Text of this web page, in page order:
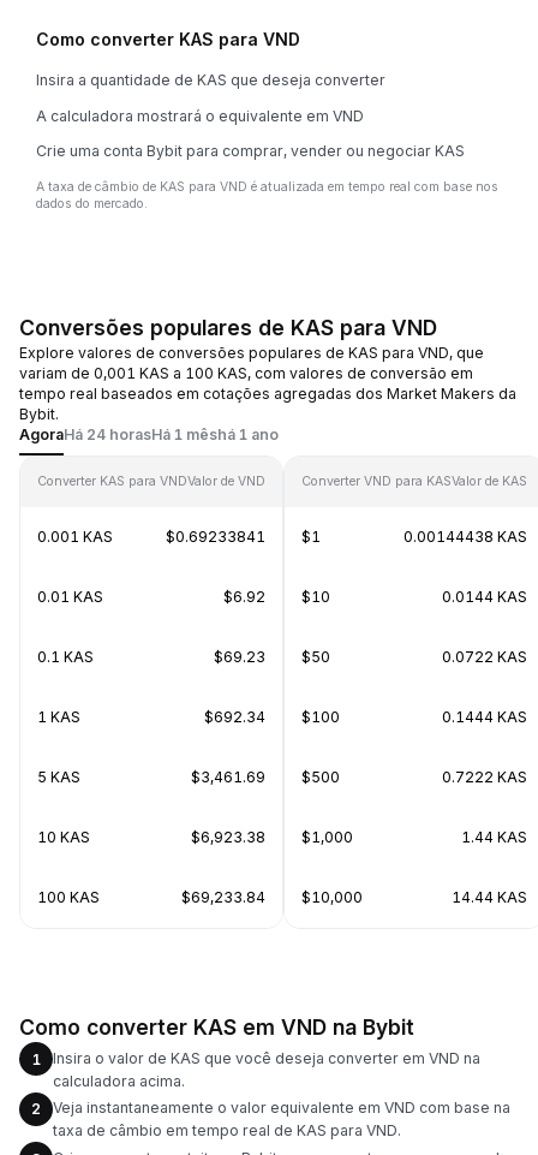
Como converter KAS para VND
Insira a quantidade de KAS que deseja converter
A calculadora mostrará o equivalente em VND
Crie uma conta Bybit para comprar, vender ou negociar KAS
A taxa de câmbio de KAS para VND é atualizada em tempo real com base nos
dados do mercado.
Conversões populares de KAS para VND
Explore valores de conversões populares de KAS para VND, que
variam de 0,001 KAS a 100 KAS, com valores de conversão em
tempo real baseados em cotações agregadas dos Market Makers da
Bybit.
AgoraHá 24 horasHá 1 mêshá 1 ano
Converter KAS para VNDValor de VND
0.001 KAS $0.69233841
0.01 KAS $6.92
0.1 KAS $69.23
1 KAS $692.34
5 KAS $3,461.69
10 KAS $6,923.38
100 KAS $69,233.84
Converter VND para KASValor de KAS
$1 0.00144438 KAS
$10 0.0144 KAS
$50 0.0722 KAS
$100 0.1444 KAS
$500 0.7222 KAS
$1,000 1.44 KAS
$10,000 14.44 KAS
Como converter KAS em VND na Bybit
1
Insira o valor de KAS que você deseja converter em VND na
calculadora acima.
2
Veja instantaneamente o valor equivalente em VND com base na
taxa de câmbio em tempo real de KAS para VND.